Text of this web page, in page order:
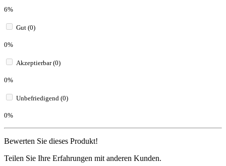
6%
Gut (0)
0%
Akzeptierbar (0)
0%
Unbefriedigend (0)
0%
Bewerten Sie dieses Produkt!
Teilen Sie Ihre Erfahrungen mit anderen Kunden.